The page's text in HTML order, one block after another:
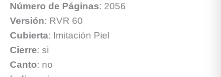
Número de Páginas: 2056
Versión: RVR 60
Cubierta: Imitación Piel
Cierre: si
Canto: no